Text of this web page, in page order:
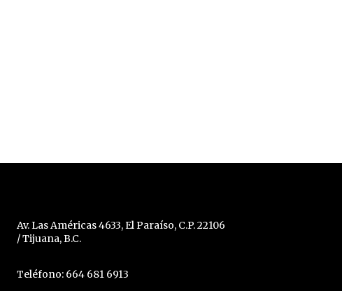
Av. Las Américas 4633, El Paraíso, C.P. 22106
/ Tijuana, B.C.
Teléfono: 664 681 6913